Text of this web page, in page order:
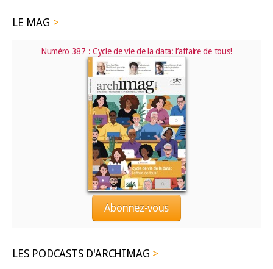
LE MAG
Numéro 387 : Cycle de vie de la data: l’affaire de tous!
Abonnez-vous
LES PODCASTS D'ARCHIMAG